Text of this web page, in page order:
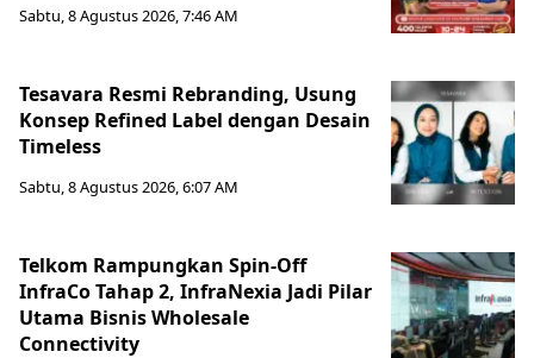
Sabtu, 8 Agustus 2026, 7:46 AM
Tesavara Resmi Rebranding, Usung
Konsep Refined Label dengan Desain
Timeless
Sabtu, 8 Agustus 2026, 6:07 AM
Telkom Rampungkan Spin-Off
InfraCo Tahap 2, InfraNexia Jadi Pilar
Utama Bisnis Wholesale
Connectivity